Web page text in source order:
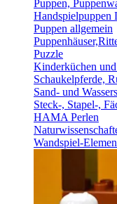
Puppen,
Handspielpuppen
Puppen allgemein
Puzzle
Kinderküchen
Schaukelpferde,
Sand- und
Steck-, Stapel-,
HAMA Perlen
Wandspiel-